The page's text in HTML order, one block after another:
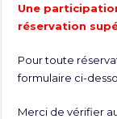
Une
réservation
Pour toute
formulaire ci-
Merci de vérifier